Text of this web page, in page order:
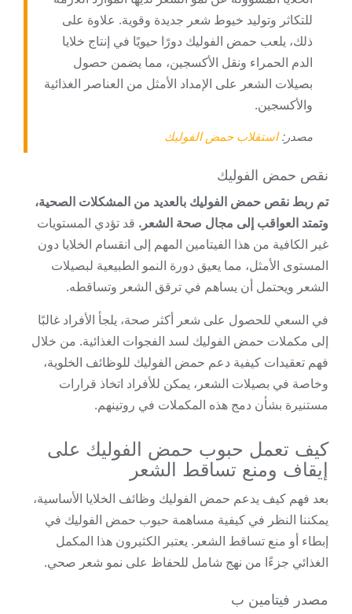
للتكاثر وتوليد خيوط شعر جديدة وقوية. علاوة على
ذلك، يلعب حمض الفوليك دورًا حيويًا في إنتاج خلايا
الدم الحمراء ونقل الأكسجين، مما يضمن حصول
بصيلات الشعر على الإمداد الأمثل من العناصر الغذائية
والأكسجين.
مصدر:استقلاب حمض الفوليك
نقص حمض الفوليك
تم ربط نقص حمض الفوليك بالعديد من المشكلات الصحية،
وتمتد العواقب إلى مجال صحة الشعر. قد تؤدي المستويات
غير الكافية من هذا الفيتامين المهم إلى انقسام الخلايا دون
المستوى الأمثل، مما يعيق دورة النمو الطبيعية لبصيلات
الشعر ويحتمل أن يساهم في ترقق الشعر وتساقطه.
في السعي للحصول على شعر أكثر صحة، يلجأ الأفراد غالبًا
إلى مكملات حمض الفوليك لسد الفجوات الغذائية. من خلال
فهم تعقيدات كيفية دعم حمض الفوليك للوظائف الخلوية،
وخاصة في بصيلات الشعر، يمكن للأفراد اتخاذ قرارات
مستنيرة بشأن دمج هذه المكملات في روتينهم.
كيف تعمل حبوب حمض الفوليك على
إيقاف ومنع تساقط الشعر
بعد فهم كيف يدعم حمض الفوليك وظائف الخلايا الأساسية،
يمكننا النظر في كيفية مساهمة حبوب حمض الفوليك في
إبطاء أو منع تساقط الشعر. يعتبر الكثيرون هذا المكمل
الغذائي جزءًا من نهج شامل للحفاظ على نمو شعر صحي.
مصدر فيتامين ب